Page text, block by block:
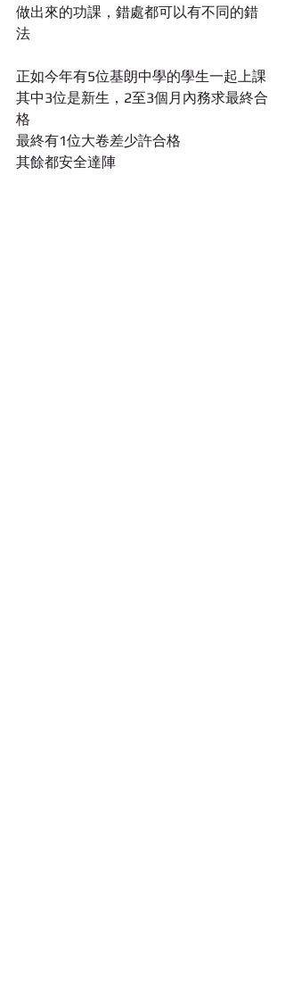
做出來的功課，錯處都可以有不同的錯
法
正如今年有5位基朗中學的學生一起上課
其中3位是新生，2至3個月內務求最終合
格
最終有1位大卷差少許合格
其餘都安全達陣